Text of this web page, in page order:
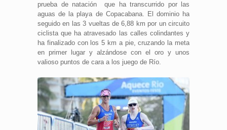
prueba de natación que ha transcurrido por las
aguas de la playa de Copacabana. El dominio ha
seguido en las 3 vueltas de 6,88 km por un circuito
ciclista que ha atravesado las calles colindantes y
ha finalizado con los 5 km a pie, cruzando la meta
en primer lugar y alzándose con el oro y unos
valioso puntos de cara a los juego de Río.